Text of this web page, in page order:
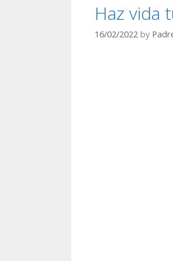
Haz vida
16/02/2022 by